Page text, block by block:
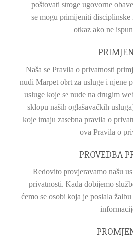
poštovati stroge ugovorne
se mogu primijeniti disciplinske
otkaz ako ne
Naša se Pravila o privatnosti
nudi Marpet obrt za usluge i njene
usluge koje se nude na drugim
sklopu naših oglašavačkih
koje imaju zasebna pravila o
ova Pravila o
PROVEDBA
Redovito provjeravamo našu
privatnosti. Kada dobijemo
ćemo se osobi koja je poslala